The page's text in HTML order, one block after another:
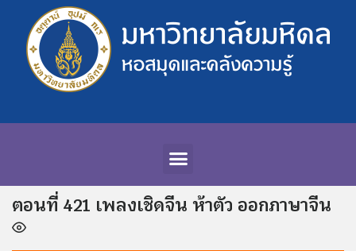
ตอนที่ 421 เพลงเชิดจีน ห้าตัว ออกภาษาจีน